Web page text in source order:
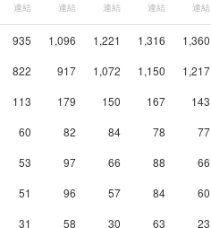
連結
連結
連結
連結
連結
935 1,096 1,221 1,316 1,360
822 917 1,072 1,150 1,217
113 179 150 167 143
60 82 84 78 77
53 97 66 88 66
51 96 57 84 60
31 58 30 63 23